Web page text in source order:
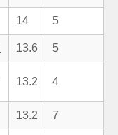
14 5
13.6 5
13.2 4
13.2 7